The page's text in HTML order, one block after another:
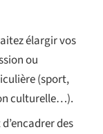
élargir vos
ou
(sport,
culturelle…).
des